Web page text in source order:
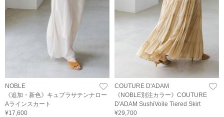
NOBLE
《追加・新色》キュプラサテンナロー
Aラインスカート
¥17,600
COUTURE D'ADAM
《NOBLE別注カラー》COUTURE
D'ADAM SushiVoile Tiered Skirt
¥29,700